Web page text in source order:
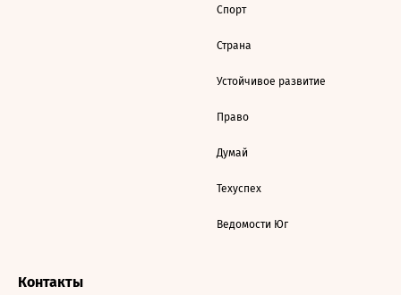
Спорт
Страна
Устойчивое развитие
Право
Думай
Техуспех
Ведомости Юг
Контакты